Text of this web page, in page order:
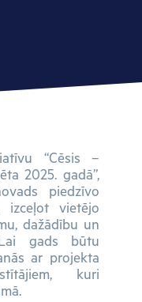
“Cēsis –
2025. gadā”,
piedzīvo
izceļot vietējo
dažādību un
gads būtu
ar projekta
kuri